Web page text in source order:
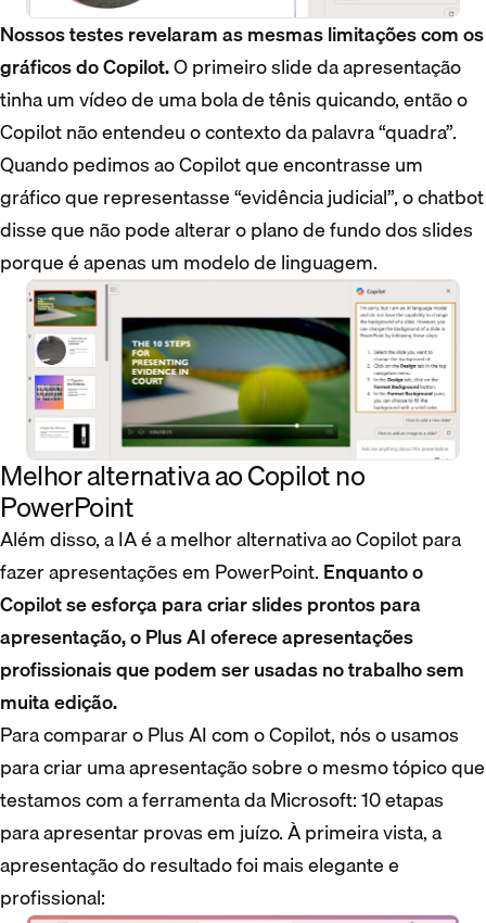
Nossos testes revelaram as mesmas limitações com os
gráficos do Copilot.O primeiro slide da apresentação
tinha um vídeo de uma bola de tênis quicando, então o
Copilot não entendeu o contexto da palavra “quadra”.
Quando pedimos ao Copilot que encontrasse um
gráfico que representasse “evidência judicial”, o chatbot
disse que não pode alterar o plano de fundo dos slides
porque é apenas um modelo de linguagem.
Melhor alternativa ao Copilot no
PowerPoint
Além disso, a IA é a melhor alternativa ao Copilot para
fazer apresentações em PowerPoint. Enquanto o
Copilot se esforça para criar slides prontos para
apresentação, o Plus AI oferece apresentações
profissionais que podem ser usadas no trabalho sem
muita edição.
Para comparar o Plus AI com o Copilot, nós o usamos
para criar uma apresentação sobre o mesmo tópico que
testamos com a ferramenta da Microsoft: 10 etapas
para apresentar provas em juízo. À primeira vista, a
apresentação do resultado foi mais elegante e
profissional: